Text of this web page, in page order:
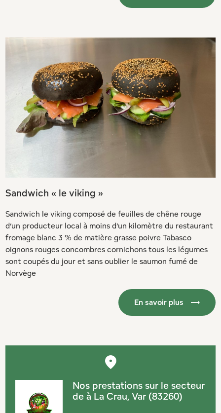
Sandwich « le viking »
Sandwich le viking composé de feuilles de chêne rouge
d’un producteur local à moins d’un kilomètre du restaurant
fromage blanc 3 % de matière grasse poivre Tabasco
oignons rouges concombres cornichons tous les légumes
sont coupés du jour et sans oublier le saumon fumé de
Norvège
En savoir plus
Nos prestations sur le secteur
de à La Crau, Var (83260)